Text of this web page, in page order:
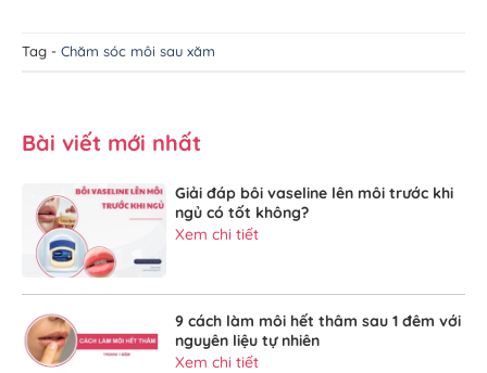
Tag - Chăm sóc môi sau xăm
Bài viết mới nhất
Giải đáp bôi vaseline lên môi trước khi
ngủ có tốt không?
Xem chi tiết
9 cách làm môi hết thâm sau 1 đêm với
nguyên liệu tự nhiên
Xem chi tiết